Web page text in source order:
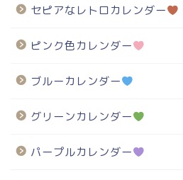
セピアなレトロカレンダー
ピンク色カレンダー
ブルーカレンダー
グリーンカレンダー
パープルカレンダー